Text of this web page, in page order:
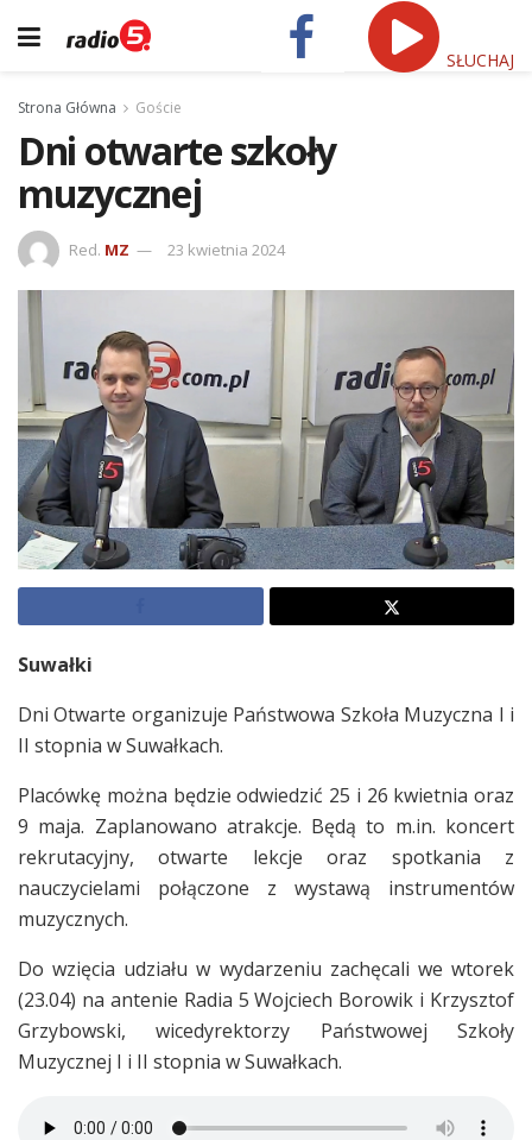
SŁUCHAJ
Strona Główna Goście
Dni otwarte szkoły
muzycznej
Red. MZ 23 kwietnia 2024
Suwałki
Dni Otwarte organizuje Państwowa Szkoła Muzyczna I i
II stopnia w Suwałkach.
Placówkę można będzie odwiedzić 25 i 26 kwietnia oraz
9 maja. Zaplanowano atrakcje. Będą to m.in. koncert
rekrutacyjny, otwarte lekcje oraz spotkania z
nauczycielami połączone z wystawą instrumentów
muzycznych.
Do wzięcia udziału w wydarzeniu zachęcali we wtorek
(23.04) na antenie Radia 5 Wojciech Borowik i Krzysztof
Grzybowski, wicedyrektorzy Państwowej Szkoły
Muzycznej I i II stopnia w Suwałkach.